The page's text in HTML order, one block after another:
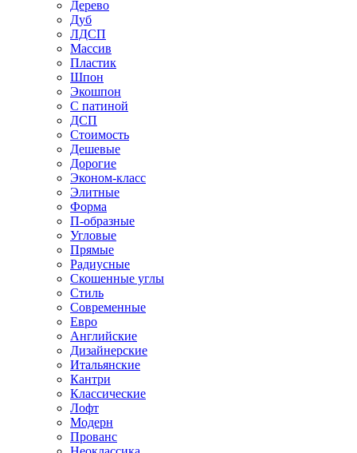
Дерево
Дуб
ЛДСП
Массив
Пластик
Шпон
Экошпон
С патиной
ДСП
Стоимость
Дешевые
Дорогие
Эконом-класс
Элитные
Форма
П-образные
Угловые
Прямые
Радиусные
Скошенные углы
Стиль
Современные
Евро
Английские
Дизайнерские
Итальянские
Кантри
Классические
Лофт
Модерн
Прованс